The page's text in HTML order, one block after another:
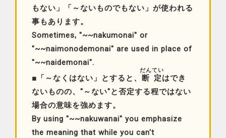
もない」「～ないものでもない」が使われる
事もあります。
Sometimes, "~~nakumonai" or
"~~naimonodemonai" are used in place of
"~~naidemonai".
■「～なくはない」とすると、 断定
だんてい
はでき
ないものの、"～ない"と否定する程ではない
場合の意味を強めます。
By using "~~nakuwanai" you emphasize
the meaning that while you can't